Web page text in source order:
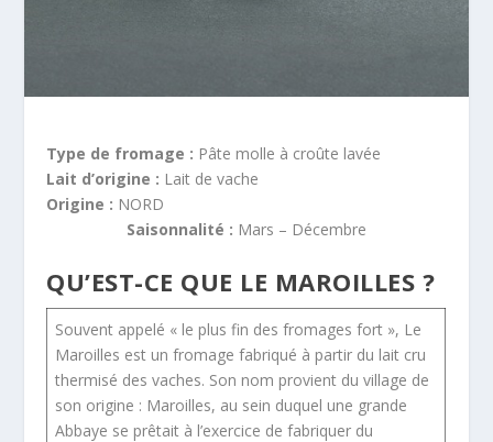
Type de fromage : Pâte molle à croûte lavée
Lait d’origine : Lait de vache
Origine : NORD
Saisonnalité : Mars – Décembre
QU’EST-CE QUE LE MAROILLES ?
Souvent appelé « le plus fin des fromages fort », Le
Maroilles est un fromage fabriqué à partir du lait cru
thermisé des vaches. Son nom provient du village de
son origine : Maroilles, au sein duquel une grande
Abbaye se prêtait à l’exercice de fabriquer du